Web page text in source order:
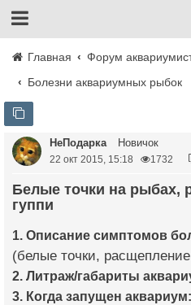
Главная
Форум
Болезни аквариумных рыбок
НеПодарка Новичок
22 окт 2015, 15:18 1732
Белые точки на рыбах, расщепление хвоста у
гуппи
1. Описание симптомов
(белые точки,
2. Литраж/габариты
3. Когда запущен аквариум: